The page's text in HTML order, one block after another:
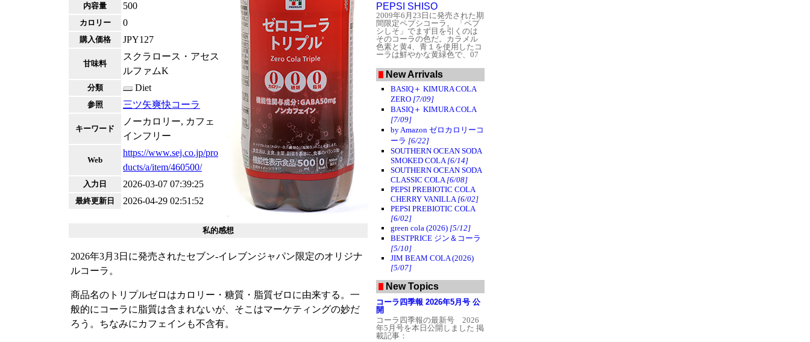
内容量 500
カロリー 0
購入価格 JPY127
甘味料
スクラロース・アセス
ルファムK
分類 Diet
参照 三ツ矢爽快コーラ
キーワード
ノーカロリー, カフェ
インフリー
Web
https://www.sej.co.jp/pro
ducts/a/item/460500/
入力日 2026-03-07 07:39:25
最終更新日 2026-04-29 02:51:52
私的感想
2026年3月3日に発売されたセブン-イレブンジャパン限定のオリジナ
ルコーラ。
商品名のトリプルゼロはカロリー・糖質・脂質ゼロに由来する。一
般的にコーラに脂質は含まれないが、そこはマーケティングの妙だ
ろう。ちなみにカフェインも不含有。
PEPSI SHISO
2009年6月23日に発売された期
間限定ペプシコーラ。
「ペプ
シしそ」でまず目を引くのは
そのコーラの色だ。カラメル
色素と黄4、青１を使用したコ
ーラは鮮やかな黄緑色で、07
りやや黄色がかった印象を受
ける。キャッチフレーズは
「清涼感あふれる香り しそ
の風味が爽やかなコーラ！」
（英語では「JAPANESE
REFRESHING FLAVOR」）。
開封すると確かにあのしその
香りがふわっと広がる。しか
しこれが「爽やか」かどうか
は意見が分かれそうで、むし
ろ「青臭い」と取る向きが多
いかもしれない。「朝の山の
匂い」というのは言い得て
妙。口に含んだ瞬間からしそ
フレーバー全開。「ペプシし
そ」としか形容できないほど
の圧倒的なフレーバーは流石
ペプシの限定品である。記憶
に残るコーラであることは間
違いない。
New Arrivals
BASIQ＋ KIMURA COLA
ZERO [7/09]
BASIQ＋ KIMURA COLA
[7/09]
by Amazon ゼロカロリーコ
ーラ [6/22]
SOUTHERN OCEAN SODA
SMOKED COLA[6/14]
SOUTHERN OCEAN SODA
CLASSIC COLA[6/08]
PEPSI PREBIOTIC COLA
CHERRY VANILLA[6/02]
PEPSI PREBIOTIC COLA
[6/02]
green cola (2026) [5/12]
BESTPRICE ジン＆コーラ
[5/10]
JIM BEAM COLA (2026)
[5/07]
New Topics
コーラ四季報 2026年5月号 公
開
コーラ四季報の最新号 2026
年5月号を本日公開しました 掲
載記事：